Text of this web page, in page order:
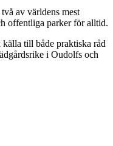
av världens mest
offentliga parker för alltid.
till både praktiska råd
i Oudolfs och